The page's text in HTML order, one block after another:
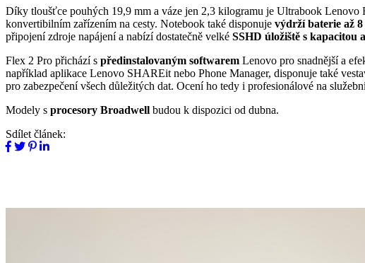
Díky tloušťce pouhých 19,9 mm a váze jen 2,3 kilogramu je Ultrabook Lenovo
konvertibilním zařízením na cesty. Notebook také disponuje výdrží baterie až
připojení zdroje napájení a nabízí dostatečně velké SSHD úložiště s kapacitou
Flex 2 Pro přichází s předinstalovaným softwarem Lenovo pro snadnější a
například aplikace Lenovo SHAREit nebo Phone Manager, disponuje také
pro zabezpečení všech důležitých dat. Ocení ho tedy i profesionálové na
Modely s procesory Broadwell budou k dispozici od dubna.
Sdílet článek: